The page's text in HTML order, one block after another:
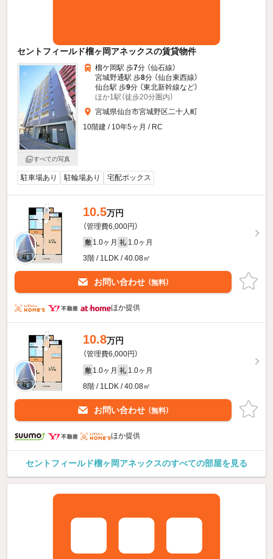
セントフィールド榴ヶ岡アネックスの賃貸物件
すべての写真
榴ケ岡駅 歩7分 （仙石線）
宮城野通駅 歩8分 （仙台東西線）
仙台駅 歩9分 （東北新幹線など）
ほか1駅（徒歩20分圏内）
宮城県仙台市宮城野区二十人町
10階建 / 10年5ヶ月 / RC
駐車場あり 駐輪場あり 宅配ボックス
10.5万円
（管理費6,000円）
敷 1.0ヶ月 礼 1.0ヶ月
3階 / 1LDK / 40.08㎡
お問い合わせ （無料）
ほか提供
10.8万円
（管理費6,000円）
敷 1.0ヶ月 礼 1.0ヶ月
8階 / 1LDK / 40.08㎡
お問い合わせ （無料）
ほか提供
セントフィールド榴ヶ岡アネックスのすべての部屋を見る